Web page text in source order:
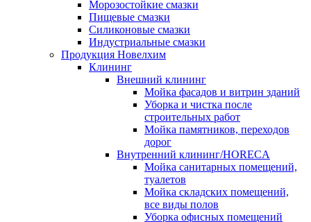
Морозостойкие смазки
Пищевые смазки
Силиконовые смазки
Индустриальные смазки
Продукция Новелхим
Клининг
Внешний клининг
Мойка фасадов и витрин зданий
Уборка и чистка после
строительных работ
Мойка памятников, переходов
дорог
Внутренний клининг/HORECA
Мойка санитарных помещений,
туалетов
Мойка складских помещений,
все виды полов
Уборка офисных помещений